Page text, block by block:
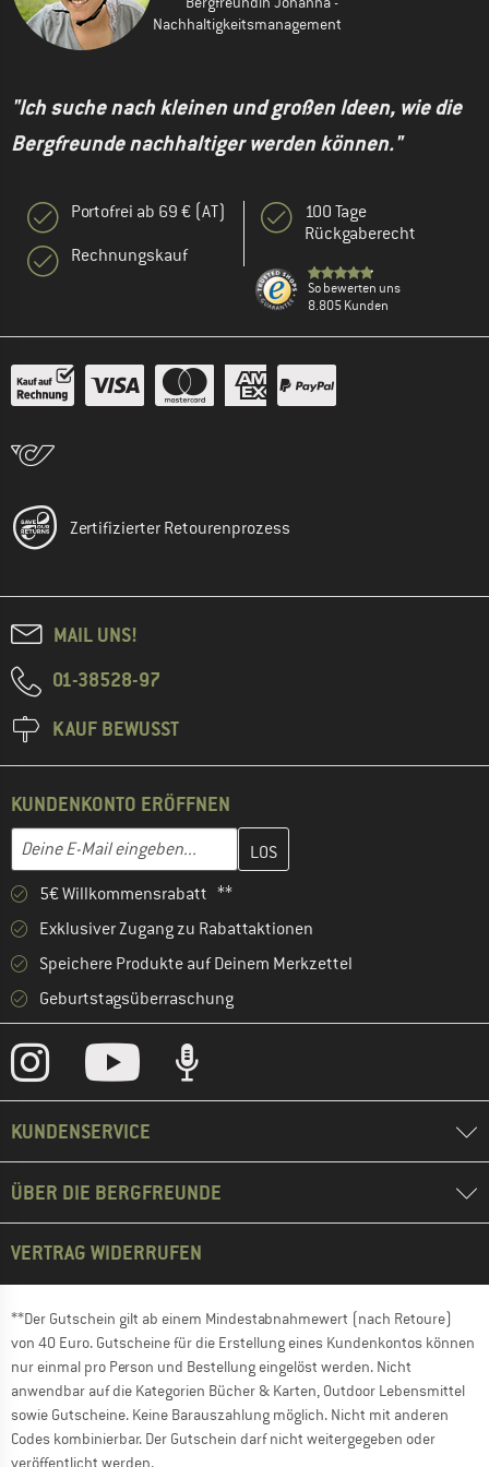
Nachhaltigkeitsmanagement
"Ich suche nach kleinen und großen Ideen, wie die
Bergfreunde nachhaltiger werden können."
Portofrei ab 69 € (AT)
Rechnungskauf
100 Tage
Rückgaberecht
So bewerten uns
8.805 Kunden
Zertifizierter Retourenprozess
MAIL UNS!
01-38528-97
KAUF BEWUSST
KUNDENKONTO ERÖFFNEN
E-Mail-Adresse
Gib hier deine E-Mail-Adresse ein und erstelle im nächsten
5€ Willkommensrabatt **
Exklusiver Zugang zu Rabattaktionen
Speichere Produkte auf Deinem Merkzettel
Geburtstagsüberraschung
KUNDENSERVICE
ÜBER DIE BERGFREUNDE
VERTRAG WIDERRUFEN
**Der Gutschein gilt ab einem Mindestabnahmewert (nach Retoure)
von 40 Euro. Gutscheine für die Erstellung eines Kundenkontos können
nur einmal pro Person und Bestellung eingelöst werden. Nicht
anwendbar auf die Kategorien Bücher & Karten, Outdoor Lebensmittel
sowie Gutscheine. Keine Barauszahlung möglich. Nicht mit anderen
Codes kombinierbar. Der Gutschein darf nicht weitergegeben oder
veröffentlicht werden.